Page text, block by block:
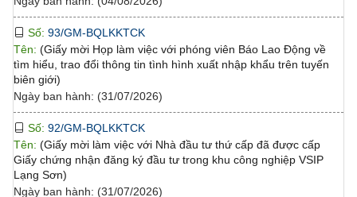
Số: Bản tin số 26/2026
Tên: (Bản tin điện tử cải cách hành chính số 26/2026, từ ngày
06/7/2026 đến ngày 10/7/2026)
Ngày ban hành: (13/07/2026)
Tên: (Giấy mời làm việc với Nhà đầu tư thứ cấp đã được cấp
Giấy chứng nhận đăng ký đầu tư trong khu công nghiệp VSIP
Lạng Sơn)
Ngày ban hành: (31/07/2026)
Số: 91/GM-BQLKKTCK
Tên: (Giấy mời họp xem xét đề nghị mở rộng dự án Khu kinh
doanh thương mại tổng hợp, kho, bãi tập kết, sang chuyển hàng
hóa và các dịch vụ Logistics của Công ty Cổ phần Khang Việt Hà
tại cửa khẩu Hữu Nghị)
Ngày ban hành: (29/07/2026)
Số:
90/GM-BQLKKTCK